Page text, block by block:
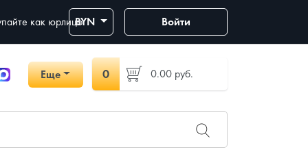
как юрлицоBYN Войти
Еще 0 0.00 руб.